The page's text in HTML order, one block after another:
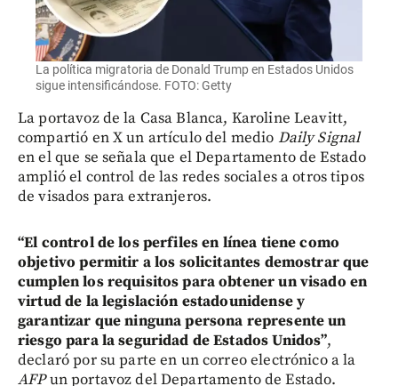
La política migratoria de Donald Trump en Estados Unidos
sigue intensificándose. FOTO: Getty
La portavoz de la Casa Blanca, Karoline Leavitt,
compartió en X un artículo del medio Daily Signal
en el que se señala que el Departamento de Estado
amplió el control de las redes sociales a otros tipos
de visados para extranjeros.
“El control de los perfiles en línea tiene como
objetivo permitir a los solicitantes demostrar que
cumplen los requisitos para obtener un visado en
virtud de la legislación estadounidense y
garantizar que ninguna persona represente un
riesgo para la seguridad de Estados Unidos”,
declaró por su parte en un correo electrónico a la
AFPun portavoz del Departamento de Estado.